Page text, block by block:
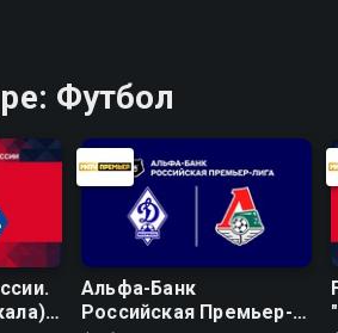
Футбол
-
Альфа-Банк
Российская Премьер-